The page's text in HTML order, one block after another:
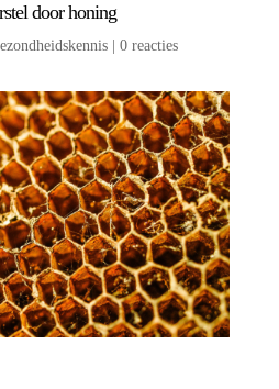
door honing
| 0 reacties